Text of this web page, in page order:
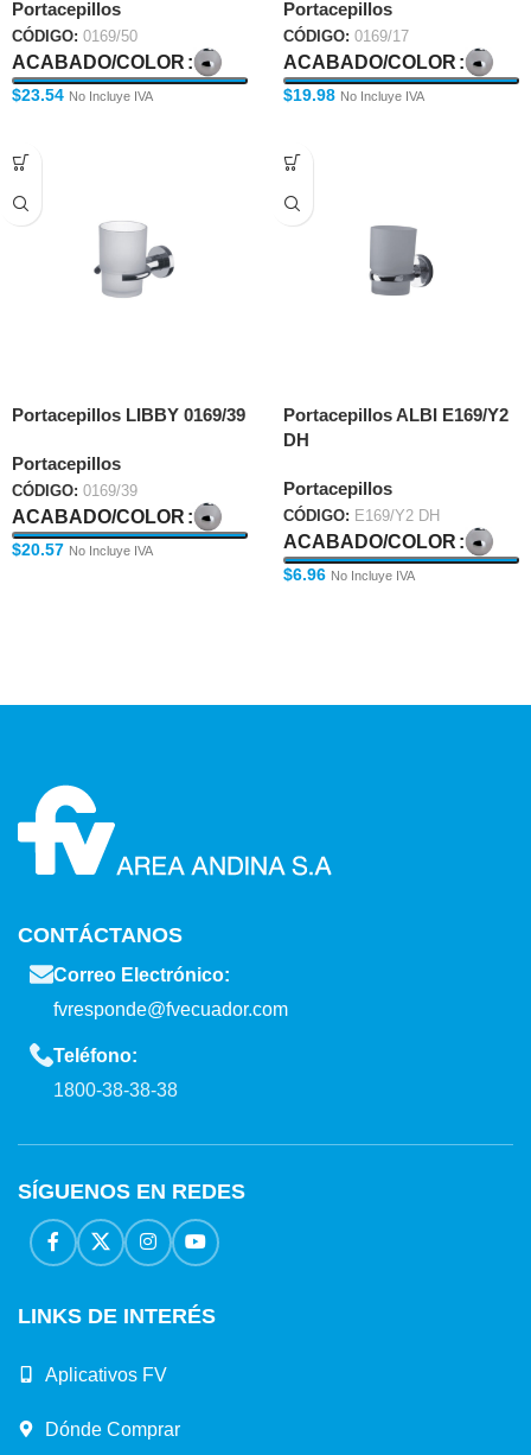
Portacepillos
CÓDIGO: 0169/50
ACABADO/COLOR
$23.54 No Incluye IVA
Portacepillos
CÓDIGO: 0169/17
ACABADO/COLOR
$19.98 No Incluye IVA
Portacepillos LIBBY 0169/39
Portacepillos
CÓDIGO: 0169/39
ACABADO/COLOR
$20.57 No Incluye IVA
Portacepillos ALBI E169/Y2
DH
Portacepillos
CÓDIGO: E169/Y2 DH
ACABADO/COLOR
$6.96 No Incluye IVA
CONTÁCTANOS
Correo Electrónico:
fvresponde@fvecuador.com
Teléfono:
1800-38-38-38
SÍGUENOS EN REDES
LINKS DE INTERÉS
Aplicativos FV
Dónde Comprar